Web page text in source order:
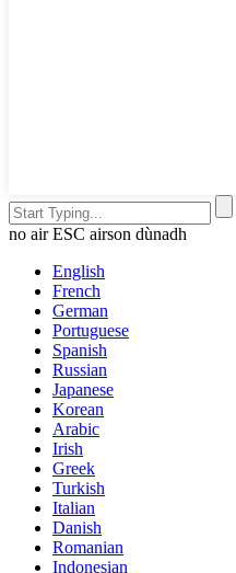
no air ESC airson dùnadh
English
French
German
Portuguese
Spanish
Russian
Japanese
Korean
Arabic
Irish
Greek
Turkish
Italian
Danish
Romanian
Indonesian